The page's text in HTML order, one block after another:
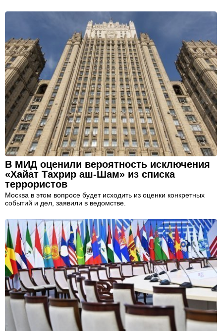
В МИД оценили вероятность исключения
«Хайат Тахрир аш-Шам» из списка
террористов
Москва в этом вопросе будет исходить из оценки конкретных
событий и дел, заявили в ведомстве.